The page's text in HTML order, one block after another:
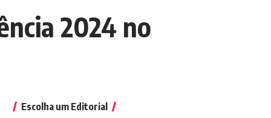
2024 no
Escolha um Editorial